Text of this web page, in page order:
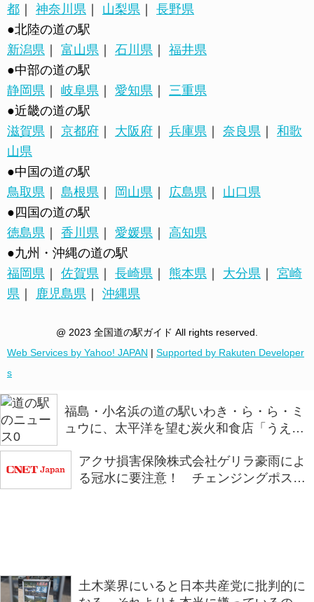
都 ｜ 神奈川県 ｜ 山梨県 ｜ 長野県
●北陸の道の駅
新潟県 ｜ 富山県 ｜ 石川県 ｜ 福井県
●中部の道の駅
静岡県 ｜ 岐阜県 ｜ 愛知県 ｜ 三重県
●近畿の道の駅
滋賀県 ｜ 京都府 ｜ 大阪府 ｜ 兵庫県 ｜ 奈良県 ｜ 和歌
山県
●中国の道の駅
鳥取県 ｜ 島根県 ｜ 岡山県 ｜ 広島県 ｜ 山口県
●四国の道の駅
徳島県 ｜ 香川県 ｜ 愛媛県 ｜ 高知県
●九州・沖縄の道の駅
福岡県 ｜ 佐賀県 ｜ 長崎県 ｜ 熊本県 ｜ 大分県 ｜ 宮崎
県 ｜ 鹿児島県 ｜ 沖縄県
@ 2023 全国道の駅ガイド All rights reserved.
Web Services by Yahoo! JAPAN | Supported by Rakuten Developer
s
福島・小名浜の道の駅いわき・ら・ら・ミ
ュウに、太平洋を望む炭火和食店「うえの
アクサ損害保険株式会社ゲリラ豪雨によ
る冠水に要注意！ チェンジングポスタ
土木業界にいると日本共産党に批判的に